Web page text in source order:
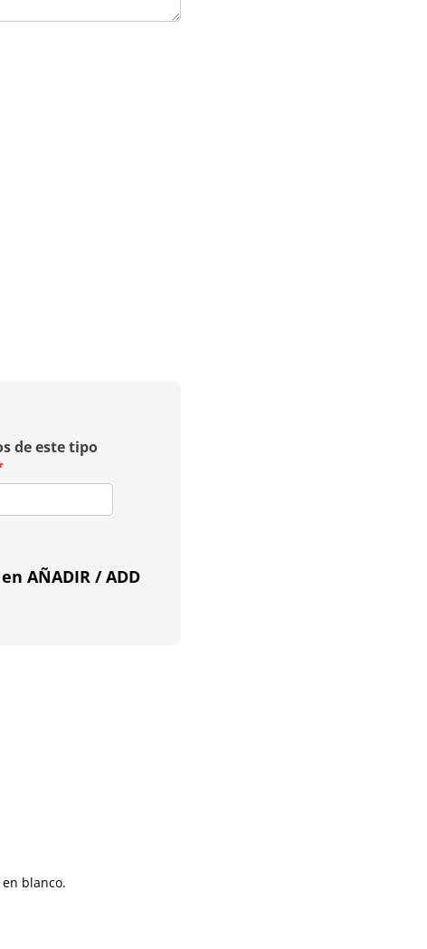
de este tipo
AÑADIR / ADD
blanco.